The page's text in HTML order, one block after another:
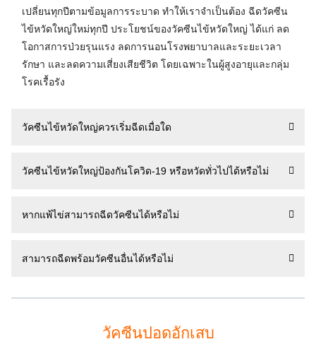
เปลี่ยนทุกปีตามข้อมูลการระบาด ทำให้เราจำเป็นต้อง ฉีดวัคซีน
ไข้หวัดใหญ่ใหม่ทุกปี ประโยชน์ของวัคซีนไข้หวัดใหญ่ ได้แก่ ลด
โอกาสการป่วยรุนแรง ลดการนอนโรงพยาบาลและระยะเวลา
รักษา และลดความเสี่ยงเสียชีวิต โดยเฉพาะในผู้สูงอายุและกลุ่ม
โรคเรื้อรัง
วัคซีนไข้หวัดใหญ่ควรเริ่มฉีดเมื่อใด
วัคซีนไข้หวัดใหญ่ป้องกันโควิด-19 หรือหวัดทั่วไปได้หรือไม่
หากแพ้ไข่สามารถฉีดวัคซีนได้หรือไม่
สามารถฉีดพร้อมวัคซีนอื่นได้หรือไม่
วัคซีนปอดอักเสบ